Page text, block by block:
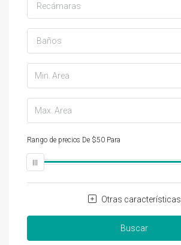
Recámaras
Baños
Rango de precios De $50 Para
Otras características
Buscar